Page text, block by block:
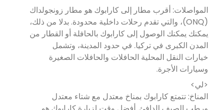
المواصلات: أقرب مطار إلى كارابوك هو مطار زونجولداك
(ONQ)، والتي تقدم رحلات داخلية محدودة. بدلا من ذلك،
يمكنك يمكنك الوصول إلى كارابوك بالحافلة أو القطار من
المدن الكبرى في تركيا. في حدود المدينة، وتشمل
خيارات النقل المحلية الحافلات والحافلات الصغيرة
وسيارات الأجرة.
<لي>
المناخ: تتمتع كارابوك بمناخ معتدل مع شتاء معتدل